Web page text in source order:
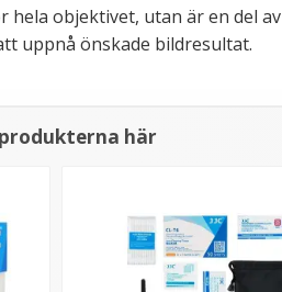
objektivet, utan är en del
uppnå önskade bildresultat.
här